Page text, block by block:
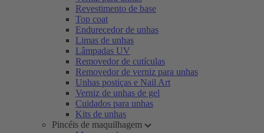
Revestimento de base
Top coat
Endurecedor de unhas
Limas de unhas
Lâmpadas UV
Removedor de cutículas
Removedor de verniz para unhas
Unhas postiças e Nail Art
Verniz de unhas de gel
Cuidados para unhas
Kits de unhas
Pincéis de maquilhagem